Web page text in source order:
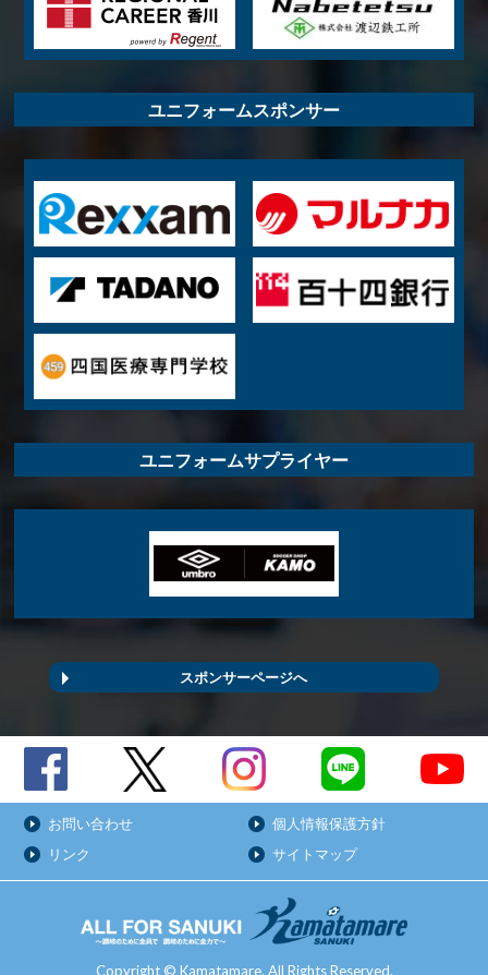
ユニフォームスポンサー
ユニフォームサプライヤー
スポンサーページへ
お問い合わせ
個人情報保護方針
リンク
サイトマップ
Copyright © Kamatamare. All Rights Reserved.